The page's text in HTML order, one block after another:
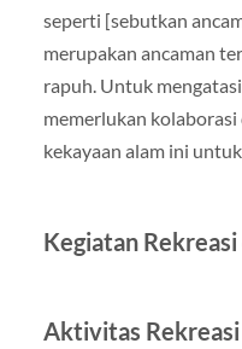
seperti [sebutkan
merupakan ancaman
rapuh. Untuk
memerlukan
kekayaan alam ini
Kegiatan
Aktivitas Rekreasi